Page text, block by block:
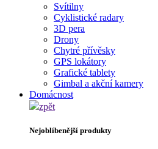
Svítilny
Cyklistické radary
3D pera
Drony
Chytré přívěsky
GPS lokátory
Grafické tablety
Gimbal a akční kamery
Domácnost
zpět
Nejoblíbenější produkty